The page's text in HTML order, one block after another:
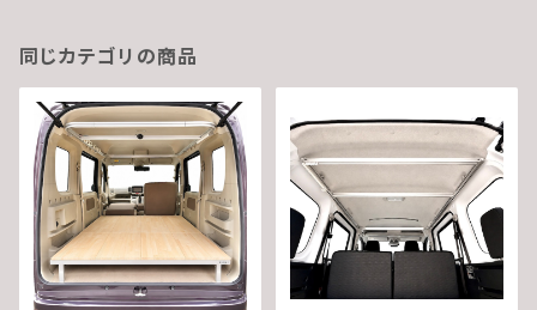
同じカテゴリの商品